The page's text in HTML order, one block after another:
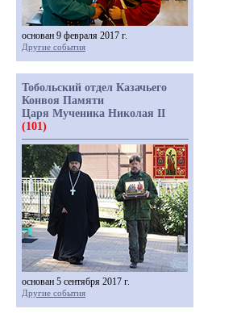
основан 9 февраля 2017 г.
Другие события
Тобольский отдел Казачьего
Конвоя Памяти
Царя Мученика Николая II
(101)
основан 5 сентября 2017 г.
Другие события